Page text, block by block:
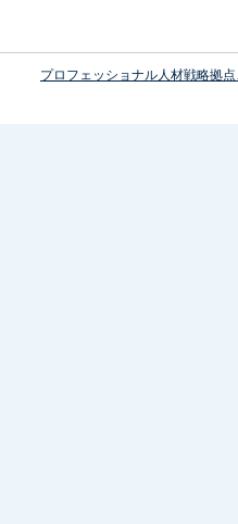
プロフェッショナル人材戦略拠